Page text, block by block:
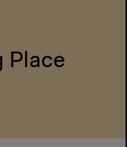
Place